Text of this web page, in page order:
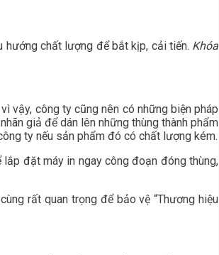
hướng chất lượng để bắt kịp, cải tiến. Khóa
vậy, công ty cũng nên có những biện pháp
giả để dán lên những thùng thành phẩm
ty nếu sản phẩm đó có chất lượng kém.
đặt máy in ngay công đoạn đóng thùng,
rất quan trọng để bảo vệ “Thương hiệu